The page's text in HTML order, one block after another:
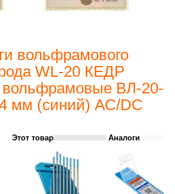
вольфрамового
WL-20 КЕДР
вольфрамовые ВЛ-20-
мм (синий) AC/DC
Этот товар Аналоги